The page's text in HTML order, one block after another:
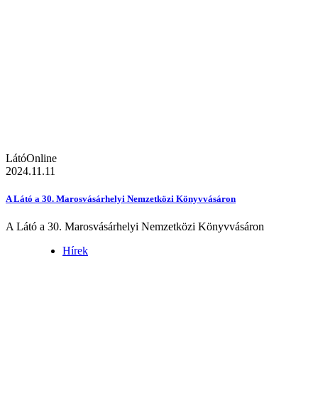
LátóOnline
2024.11.11
A Látó a 30. Marosvásárhelyi Nemzetközi Könyvvásáron
A Látó a 30. Marosvásárhelyi Nemzetközi Könyvvásáron
Hírek